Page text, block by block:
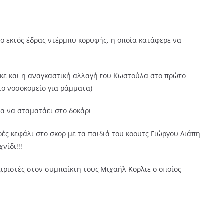
εκτός έδρας ντέρμπυ κορυφής, η οποία κατάφερε να
και η αναγκαστική αλλαγή του Κωστούλα στο πρώτο
νοσοκομείο για ράμματα)
να σταματάει στο δοκάρι
κεφάλι στο σκορ με τα παιδιά του κοουτς Γιώργου Λιάπη
στον συμπαίκτη τους Μιχαήλ Κορλιε ο οποίος